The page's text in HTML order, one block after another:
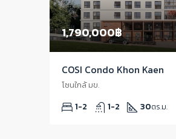
1,790,000฿
COSI Condo Khon Kaen
โซนใกล้ มข.
1-2 1-2 30ตร.ม.